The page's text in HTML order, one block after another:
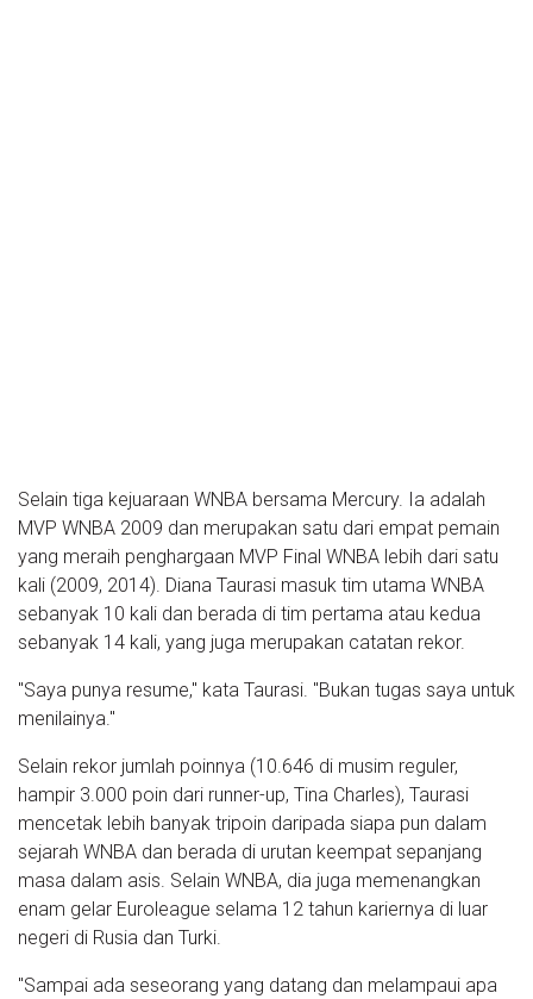
Selain tiga kejuaraan WNBA bersama Mercury. Ia adalah
MVP WNBA 2009 dan merupakan satu dari empat pemain
yang meraih penghargaan MVP Final WNBA lebih dari satu
kali (2009, 2014). Diana Taurasi masuk tim utama WNBA
sebanyak 10 kali dan berada di tim pertama atau kedua
sebanyak 14 kali, yang juga merupakan catatan rekor.
"Saya punya resume," kata Taurasi. "Bukan tugas saya untuk
menilainya."
Selain rekor jumlah poinnya (10.646 di musim reguler,
hampir 3.000 poin dari runner-up, Tina Charles), Taurasi
mencetak lebih banyak tripoin daripada siapa pun dalam
sejarah WNBA dan berada di urutan keempat sepanjang
masa dalam asis. Selain WNBA, dia juga memenangkan
enam gelar Euroleague selama 12 tahun kariernya di luar
negeri di Rusia dan Turki.
"Sampai ada seseorang yang datang dan melampaui apa